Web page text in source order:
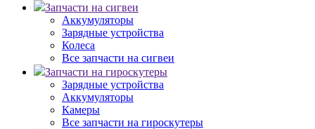
Запчасти на сигвеи
Аккумуляторы
Зарядные устройства
Колеса
Все запчасти на сигвеи
Запчасти на гироскутеры
Зарядные устройства
Аккумуляторы
Камеры
Все запчасти на гироскутеры